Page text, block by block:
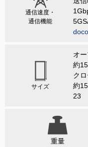
通信速度・
通信機能
サイズ
オー
約
クロ
約
23
重量